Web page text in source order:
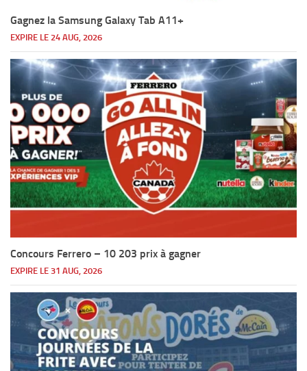
Gagnez la Samsung Galaxy Tab A11+
EXPIRE LE 24 AUG, 2026
Concours Ferrero – 10 203 prix à gagner
EXPIRE LE 31 AUG, 2026